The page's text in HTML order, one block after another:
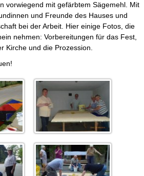
vorwiegend mit gefärbtem Sägemehl. Mit
und Freunde des Hauses und
bei der Arbeit. Hier einige Fotos, die
nehmen: Vorbereitungen für das Fest,
Kirche und die Prozession.